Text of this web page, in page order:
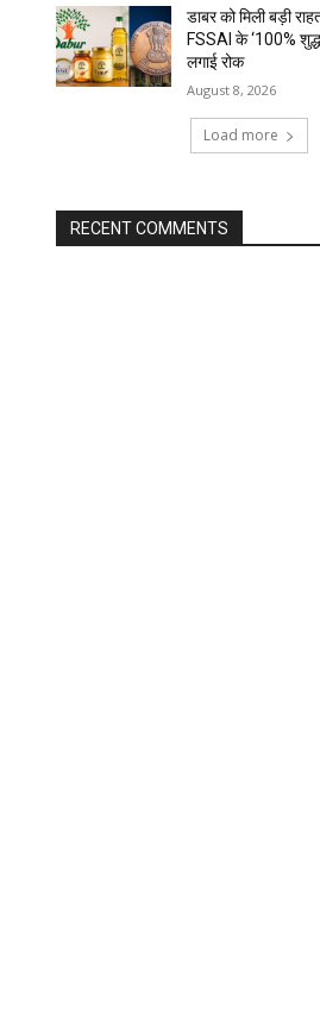
डाबर को मिली बड़ी
FSSAI के ‘100%
लगाई रोक
August 8, 2026
Load more
RECENT COMMENTS